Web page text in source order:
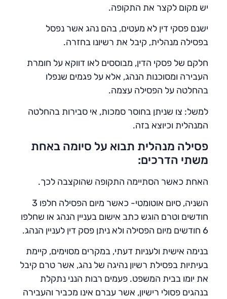
יש מקום לקצר את התקופה.
ישנם פסקי דין לא מעטים, בהם נהג אשר נפסל
בפסילה מנהלית, קיבל את רשיונו בחזרה.
חלקם של פסקי הדין, מבוססים לאו דווקא על חומרת
העבירה ומסוכנות הנהג, אלא על פגמים שנפלו
בהחלטה על הפסילה עצמה.
למשל: צו שניתן בחוסר סמכות, אי סבירות בהחלטה
המנהלית וכיוצא בזה.
פסילה מנהלית תבוא על סיומה באחת
משתי הדרכים:
האחת כאשר הסתיימה התקופה שהוקצבה לכך.
השניה, סיום אוטומטי- כאשר מיום הפסילה חלפו 3
חודשים וטרם הוגש כתב אישום בעניין הנהג או שחלפו
6 חודשים מיום הפסילה ולא ניתן פסק דין לעניין הנהג.
בנימה אישית ולעניות דעתי, במקרים מסוימים, קיימת
בעיתיות בפסילת רשיון נהיגה של נהג, אשר טרם קיבל
את יומו בבית המשפט. פעמים רבות הנני נתקלת
בנהגים פסולי רישיון, אשר עברם אינו מכביר והעבירה